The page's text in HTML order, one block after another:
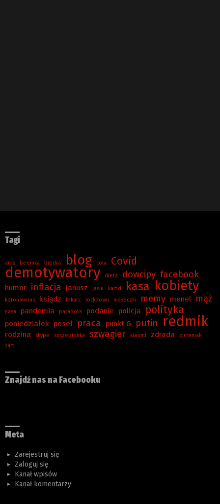
Tagi
aids beemka biedra blog cola Covid
demotywatory dieta dowcipy facebook
humor inflacja janusz jasiu kartki kasa kobiety
koronawirus ksiądz lekarz lockdown maseczki memy menel mąż
nasa pandemia paradoks podanie policja polityka
poniedziałek poseł praca punkt G putin redmik
rodzina skype szczepionka szwagier xiaomi zdrada
ziemniak
żart
Znajdź nas na Facebooku
Meta
Zarejestruj się
Zaloguj się
Kanał wpisów
Kanał komentarzy